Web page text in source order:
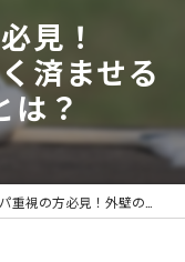
見！
済ませる
は？
方必見！外壁の防水工事を安く済ませる方法と注意点とは？